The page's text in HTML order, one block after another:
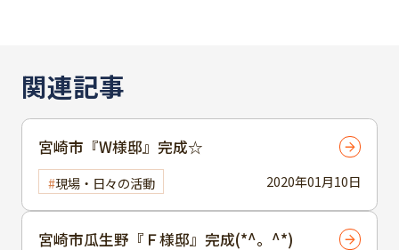
関連記事
2020年01月10日
宮崎市『W様邸』完成☆
現場・日々の活動
宮崎市瓜生野『Ｆ様邸』完成(*^。^*)